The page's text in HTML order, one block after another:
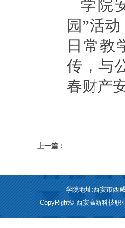
学院
园”活
日常教
传，与
春财产
上一篇：
学院地址:西安市西
CopyRight© 西安高新科技职